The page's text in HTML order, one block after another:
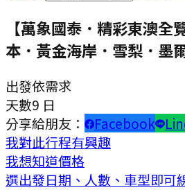
【萬象國泰．精彩東澳全
本．黃金海岸．雪梨．墨
出發依需求
天數9 日
分享給朋友：
Facebook
我對此行程有興趣
我想知道價格
選出發日期、人數、車型即可